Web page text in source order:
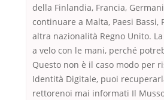
della Finlandia, Francia,
continuare a Malta, Paesi Bassi,
altra nazionalità Regno Unito.
a velo con le mani, perché
Questo non è il caso modo per
Identità Digitale, puoi
rettorenoi mai informati Il